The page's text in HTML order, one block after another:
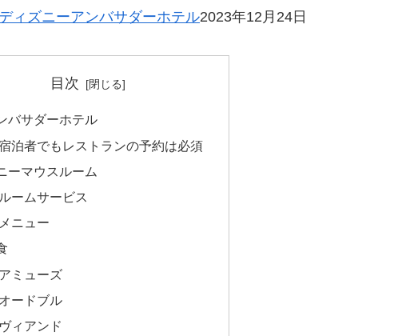
ィズニーアンバサダーホテル2023年12月24日
目次
バサダーホテル
泊者でもレストランの予約は必須
ーマウスルーム
ルームサービス
メニュー
アミューズ
オードブル
ヴィアンド